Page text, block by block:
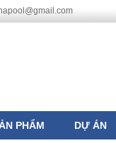
PHẨM DỰ ÁN